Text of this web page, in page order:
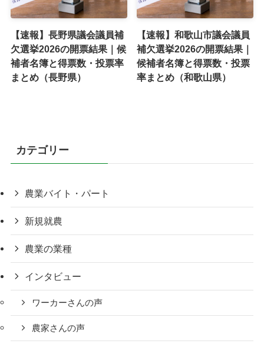
【速報】長野県議会議員補
欠選挙2026の開票結果｜候
補者名簿と得票数・投票率
まとめ（長野県）
【速報】和歌山市議会議員
補欠選挙2026の開票結果｜
候補者名簿と得票数・投票
率まとめ（和歌山県）
カテゴリー
農業バイト・パート
新規就農
農業の業種
インタビュー
ワーカーさんの声
農家さんの声